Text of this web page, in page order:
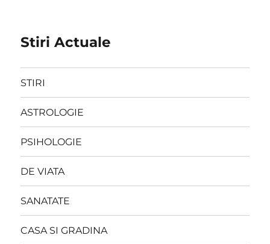
Stiri Actuale
STIRI
ASTROLOGIE
PSIHOLOGIE
DE VIATA
SANATATE
CASA SI GRADINA